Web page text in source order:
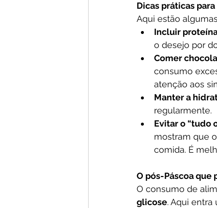
Dicas práticas
Aqui estão
Incluir
o desejo por
Comer
consumo
atenção aos
Manter a
regularmente.
Evitar o “tudo
mostram que
comida. É
O pós-Páscoa que
O consumo de
glicose. Aqui